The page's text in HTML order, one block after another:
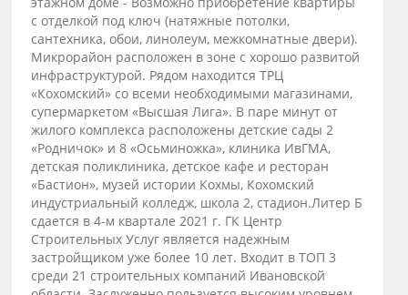
с отделкой под ключ (натяжные потолки,
сантехника, обои, линолеум, межкомнатные двери).
Микрорайон расположен в зоне с хорошо развитой
инфраструктурой. Рядом находится ТРЦ
«Кохомский» со всеми необходимыми магазинами,
супермаркетом «Высшая Лига». В паре минут от
жилого комплекса расположены детские сады 2
«Родничок» и 8 «Осьминожка», клиника ИвГМА,
детская поликлиника, детское кафе и ресторан
«Бастион», музей истории Кохмы, Кохомский
индустриальный колледж, школа 2, стадион.Литер Б
сдается в 4-м квартале 2021 г. ГК Центр
Строительных Услуг является надежным
застройщиком уже более 10 лет. Входит в ТОП 3
среди 21 строительных компаний Ивановской